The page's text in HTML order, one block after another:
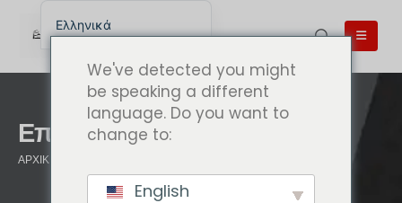
Επικοινωνία
ΑΡΧΙΚΉ ΣΕΛΊΔΑ
We've detected you might
be speaking a different
language. Do you want to
change to:
English
Ελληνικά
English (UK)
English (Australia)
English (Canada)
English (New Zealand)